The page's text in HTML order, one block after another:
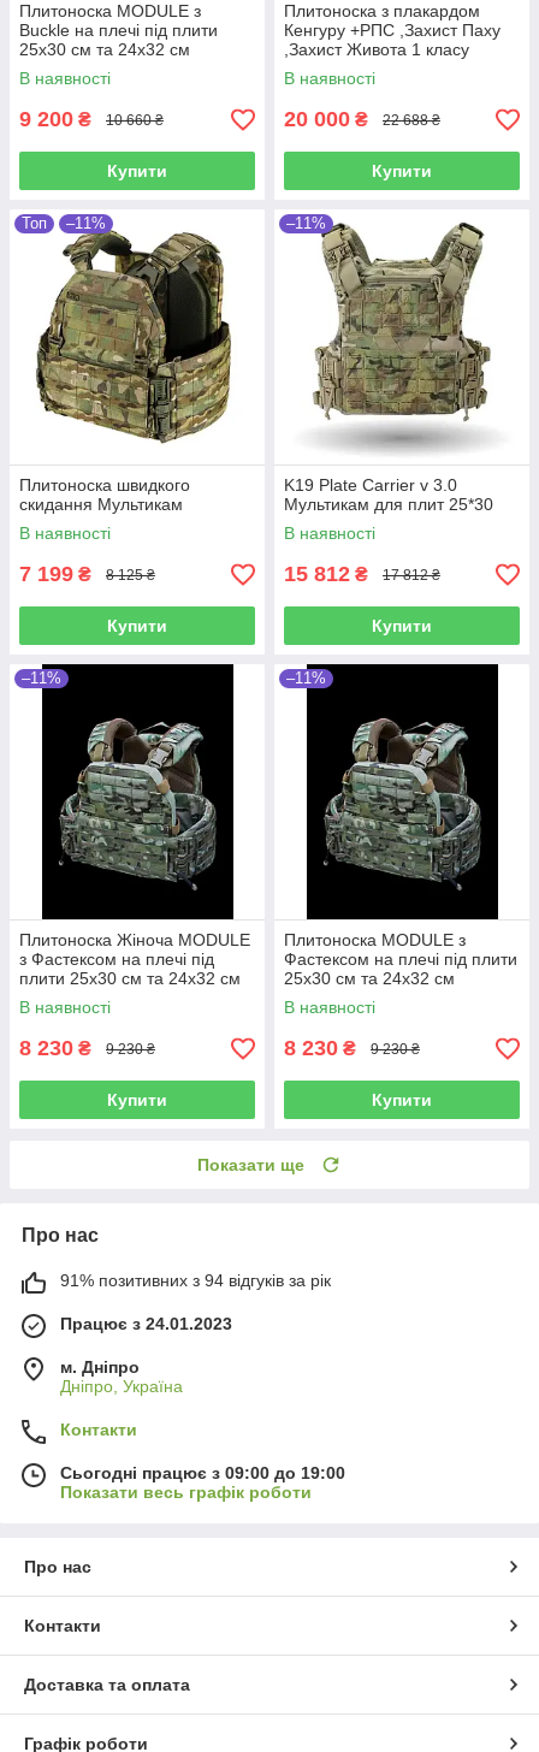
Плитоноска MODULE з
Buckle на плечі під плити
25х30 см та 24х32 см
Multicam Original IRR
В наявності
9 200 ₴ 10 660 ₴
Купити
Плитоноска з плакардом
Кенгуру +РПС ,Захист Паху
,Захист Живота 1 класу
захисту
В наявності
20 000 ₴ 22 688 ₴
Купити
Топ –11%
Плитоноска швидкого
скидання Мультикам
В наявності
7 199 ₴ 8 125 ₴
Купити
–11%
K19 Plate Carrier v 3.0
Мультикам для плит 25*30
В наявності
15 812 ₴ 17 812 ₴
Купити
–11%
Плитоноска Жіноча MODULE
з Фастексом на плечі під
плити 25х30 см та 24х32 см
Multicam Original IRR
В наявності
8 230 ₴ 9 230 ₴
Купити
–11%
Плитоноска MODULE з
Фастексом на плечі під плити
25х30 см та 24х32 см
Multicam Original IRR
В наявності
8 230 ₴ 9 230 ₴
Купити
Показати ще
Про нас
91% позитивних з 94 відгуків за рік
Працює з 24.01.2023
м. Дніпро
Дніпро, Україна
Контакти
Сьогодні працює з 09:00 до 19:00
Показати весь графік роботи
Про нас
Контакти
Доставка та оплата
Графік роботи